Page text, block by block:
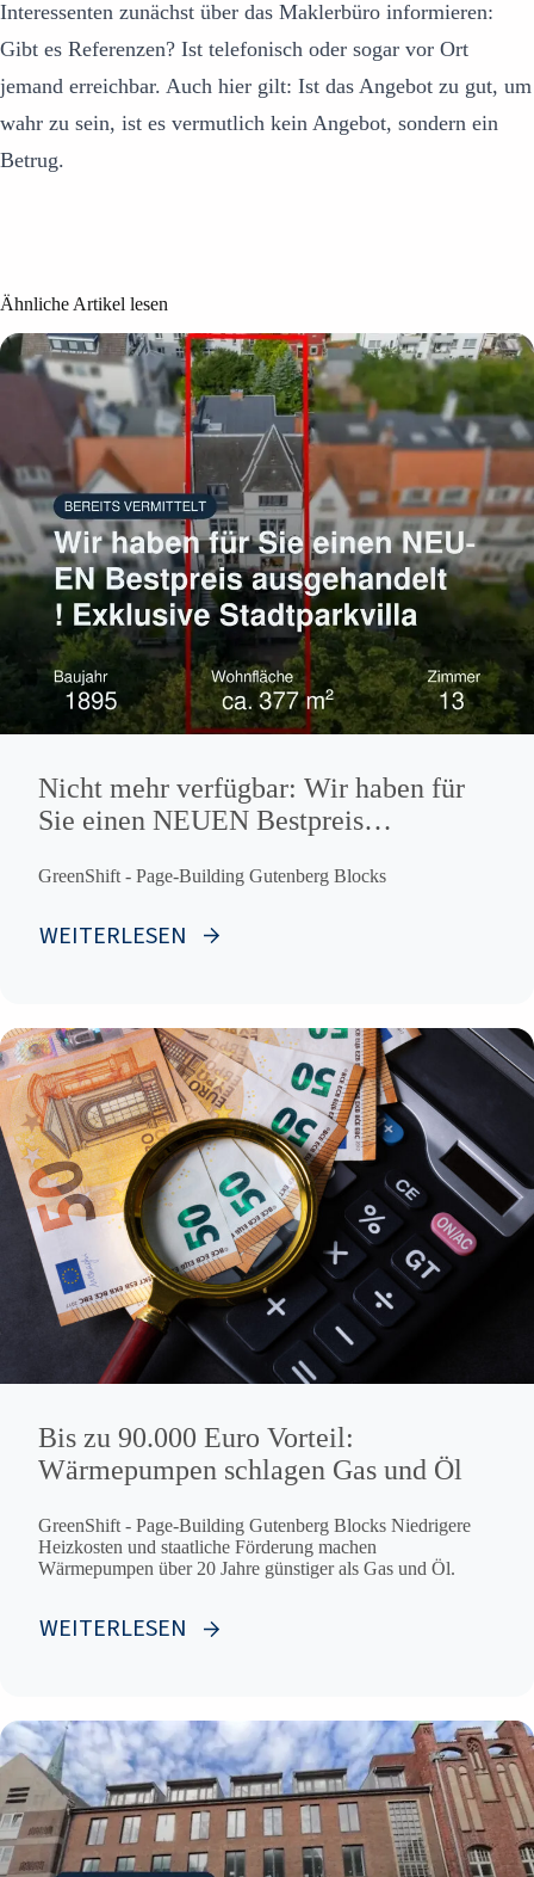
Interessenten zunächst über das Maklerbüro informieren:
Gibt es Referenzen? Ist telefonisch oder sogar vor Ort
jemand erreichbar. Auch hier gilt: Ist das Angebot zu gut, um
wahr zu sein, ist es vermutlich kein Angebot, sondern ein
Betrug.
Ähnliche Artikel lesen
Nicht mehr verfügbar: Wir haben für
Sie einen NEUEN Bestpreis
Stadtparkvilla
GreenShift - Page-Building Gutenberg Blocks
WEITERLESEN
Bis zu 90.000 Euro Vorteil:
Wärmepumpen schlagen Gas und Öl
GreenShift - Page-Building Gutenberg Blocks Niedrigere
Heizkosten und staatliche Förderung machen
Wärmepumpen über 20 Jahre günstiger als Gas und Öl.
WEITERLESEN